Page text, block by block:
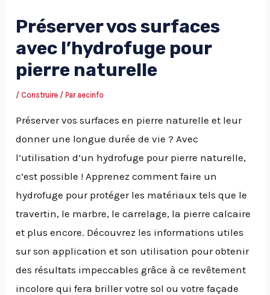
Préserver vos surfaces
avec l’hydrofuge pour
pierre naturelle
/ Construire / Par aecinfo
Préserver vos surfaces en pierre naturelle et leur
donner une longue durée de vie ? Avec
l’utilisation d’un hydrofuge pour pierre naturelle,
c’est possible ! Apprenez comment faire un
hydrofuge pour protéger les matériaux tels que le
travertin, le marbre, le carrelage, la pierre calcaire
et plus encore. Découvrez les informations utiles
sur son application et son utilisation pour obtenir
des résultats impeccables grâce à ce revêtement
incolore qui fera briller votre sol ou votre façade